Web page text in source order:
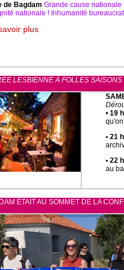
de Bagdam Grande cause
nationale ! Inhumanité
plus
LESBIENNE À FOLLES
•19
• 21
• 22
au
ÉTAIT AU SOMMET DE LA